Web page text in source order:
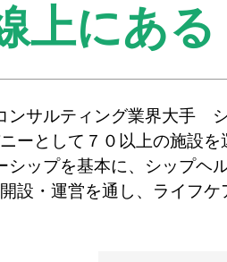
上にある
ンサルティング業界大手
ーとして７０以上の施設を
ップを基本に、シップヘ
設・運営を通し、ライフケ